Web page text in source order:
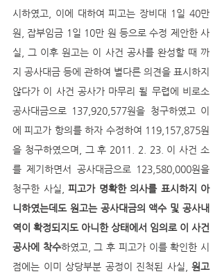
시하였고, 이에 대하여 피고는 장비대 1일 40만
원, 잡부임금 1일 10만 원 등으로 수정 제안한 사
실, 그 이후 원고는 이 사건 공사를 완성할 때 까
지 공사대금 등에 관하여 별다른 의견을 표시하지
않다가 이 사건 공사가 마무리 될 무렵에 비로소
공사대금으로 137,920,577원을 청구하였고 이
에 피고가 항의를 하자 수정하여 119,157,875원
을 청구하였으며, 그 후 2011. 2. 23. 이 사건 소
를 제기하면서 공사대금으로 123,580,000원을
청구한 사실, 피고가 명확한 의사를 표시하지 아
니하였는데도 원고는 공사대금의 액수 및 공사내
역이 확정되지도 아니한 상태에서 임의로 이 사건
공사에 착수하였고, 그 후 피고가 이를 확인한 시
점에는 이미 상당부분 공정이 진척된 사실, 원고